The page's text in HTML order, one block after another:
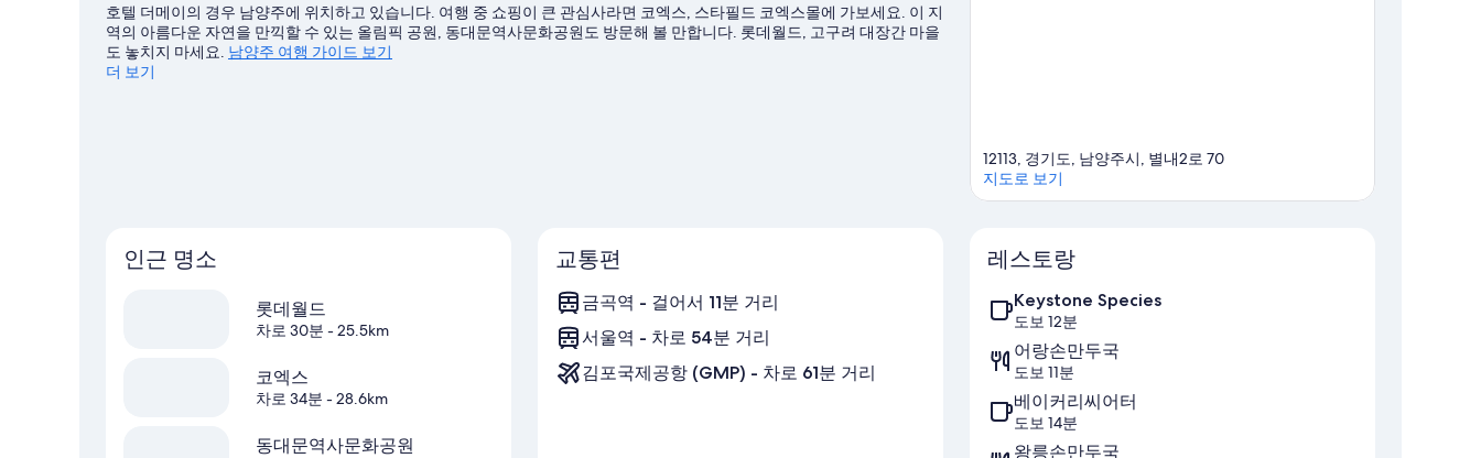
호텔 더메이의 경우 남양주에 위치하고 있습니다. 여행 중 쇼핑이 큰 관심사라면 코엑스, 스타필드 코엑스몰에 가보세요. 이 지
역의 아름다운 자연을 만끽할 수 있는 올림픽 공원, 동대문역사문화공원도 방문해 볼 만합니다. 롯데월드, 고구려 대장간 마을
도 놓치지 마세요. 남양주 여행 가이드 보기
더 보기
12113, 경기도, 남양주시, 별내2로 70
지도로 보기
인근 명소
롯데월드
차로 30분 - 25.5km
코엑스
차로 34분 - 28.6km
동대문역사문화공원
교통편
금곡역 - 걸어서 11분 거리
서울역 - 차로 54분 거리
김포국제공항 (GMP) - 차로 61분 거리
레스토랑
Keystone Species
도보 12분
어랑손만두국
도보 11분
베이커리씨어터
도보 14분
왕릉손만두국